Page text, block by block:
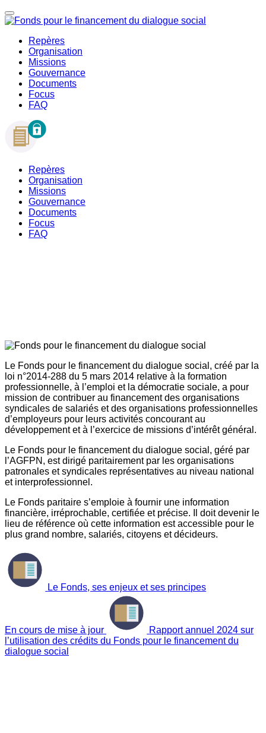
Repères
Organisation
Missions
Gouvernance
Documents
Focus
FAQ
Repères
Organisation
Missions
Gouvernance
Documents
Focus
FAQ
Le Fonds pour le financement du dialogue social, créé par la
loi n°2014-288 du 5 mars 2014 relative à la formation
professionnelle, à l’emploi et la démocratie sociale, a pour
mission de contribuer au financement des organisations
syndicales de salariés et des organisations professionnelles
d’employeurs pour leurs activités concourant au
développement et à l’exercice de missions d’intérêt général.
Le Fonds pour le financement du dialogue social, géré par
l’AGFPN, est dirigé paritairement par les organisations
patronales et syndicales représentatives au niveau national
et interprofessionnel.
Le Fonds paritaire s’emploie à fournir une information
financière, irréprochable, certifiée et précise. Il doit devenir le
lieu de référence où cette information est accessible pour le
plus grand nombre, salariés, citoyens et décideurs.
Le Fonds, ses enjeux et ses principes
En cours de mise à jour
Rapport annuel 2024 sur
l’utilisation des crédits du Fonds pour le financement du
dialogue social